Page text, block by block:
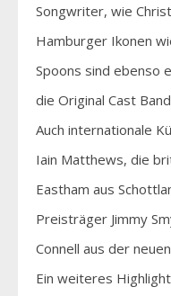
Songwriter, wie
Hamburger Ikonen
Spoons sind ebenso
die Original Cast
Auch internationale
Iain Matthews, die
Eastham aus
Preisträger Jimmy
Connell aus der
Ein weiteres